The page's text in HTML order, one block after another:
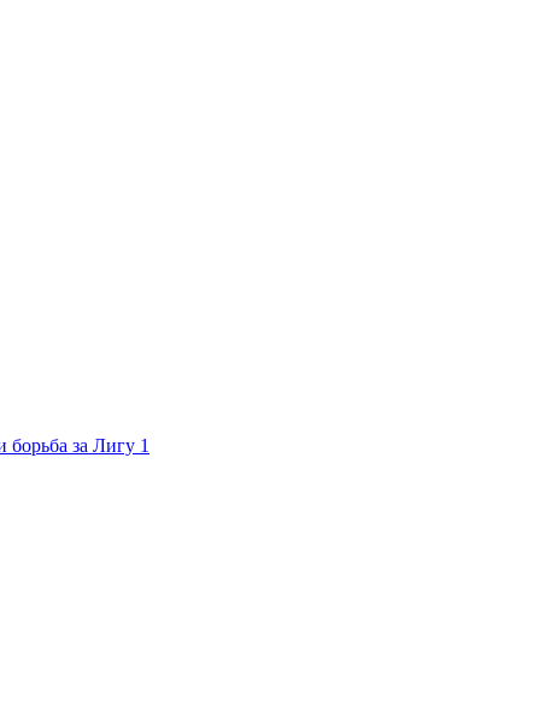
за Лигу 1